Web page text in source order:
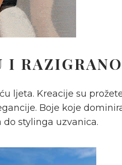
I
ljeta. Kreacije su
Boje koje
stylinga uzvanica.